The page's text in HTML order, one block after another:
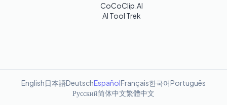
CoCoClip.AI
AI Tool Trek
English日本語DeutschEspañolFrançais한국어Português
Русский简体中文繁體中文